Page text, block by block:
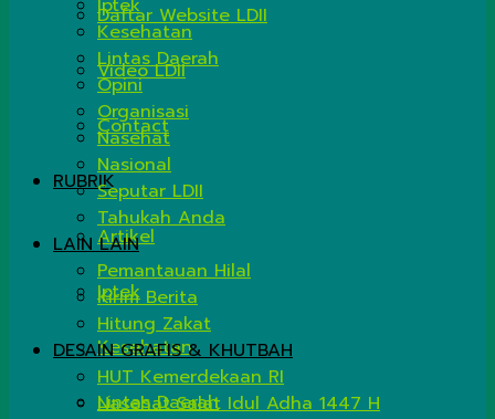
Daftar Website LDII
Video LDII
Contact
RUBRIK
Artikel
Iptek
Kesehatan
Lintas Daerah
Iptek
Kesehatan
Lintas Daerah
Opini
Organisasi
Nasehat
Nasional
Seputar LDII
Tahukah Anda
LAIN LAIN
Pemantauan Hilal
Kirim Berita
Hitung Zakat
DESAIN GRAFIS & KHUTBAH
HUT Kemerdekaan RI
Nasehat Salat Idul Adha 1447 H